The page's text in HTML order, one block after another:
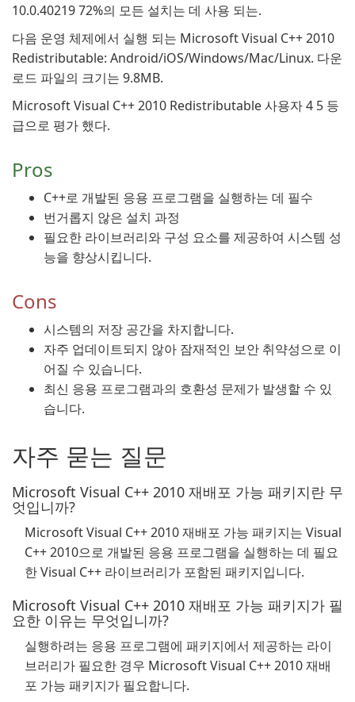
10.0.40219 72%의 모든 설치는 데 사용 되는.
다음 운영 체제에서 실행 되는 Microsoft Visual C++ 2010
Redistributable: Android/iOS/Windows/Mac/Linux. 다운
로드 파일의 크기는 9.8MB.
Microsoft Visual C++ 2010 Redistributable 사용자 4 5 등
급으로 평가 했다.
Pros
C++로 개발된 응용 프로그램을 실행하는 데 필수
번거롭지 않은 설치 과정
필요한 라이브러리와 구성 요소를 제공하여 시스템 성
능을 향상시킵니다.
Cons
시스템의 저장 공간을 차지합니다.
자주 업데이트되지 않아 잠재적인 보안 취약성으로 이
어질 수 있습니다.
최신 응용 프로그램과의 호환성 문제가 발생할 수 있
습니다.
자주 묻는 질문
Microsoft Visual C++ 2010 재배포 가능 패키지란 무
엇입니까?
Microsoft Visual C++ 2010 재배포 가능 패키지는 Visual
C++ 2010으로 개발된 응용 프로그램을 실행하는 데 필요
한 Visual C++ 라이브러리가 포함된 패키지입니다.
Microsoft Visual C++ 2010 재배포 가능 패키지가 필
요한 이유는 무엇입니까?
실행하려는 응용 프로그램에 패키지에서 제공하는 라이
브러리가 필요한 경우 Microsoft Visual C++ 2010 재배
포 가능 패키지가 필요합니다.